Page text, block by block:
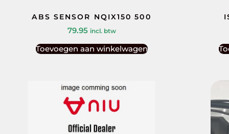
ABS SENSOR NQIX150 500
79.95 incl. btw
Toevoegen aan winkelwagen